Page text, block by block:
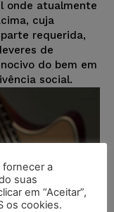
onde atualmente
cuja
requerida,
de
do bem em
social.
fornecer a
suas
em “Aceitar”,
os cookies.